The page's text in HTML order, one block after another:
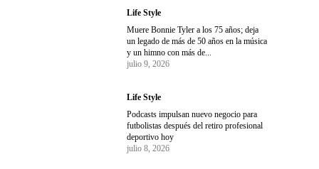
Life Style
Muere Bonnie Tyler a los 75 años; deja
un legado de más de 50 años en la música
y un himno con más de...
julio 9, 2026
Life Style
Podcasts impulsan nuevo negocio para
futbolistas después del retiro profesional
deportivo hoy
julio 8, 2026